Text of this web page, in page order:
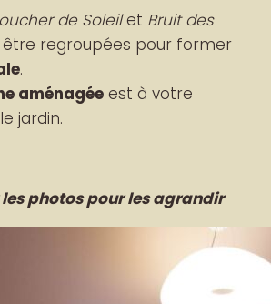
de Soleilet Bruit des
regroupées pour former
.
aménagée est à votre
jardin.
les photos pour les agrandir